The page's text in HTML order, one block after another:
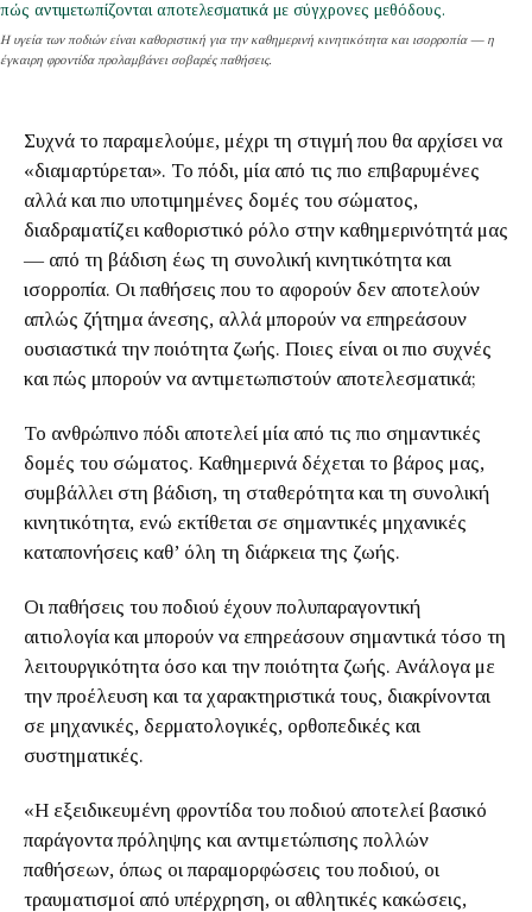
Η υγεία των ποδιών είναι καθοριστική για την καθημερινή κινητικότητα και ισορροπία — η
έγκαιρη φροντίδα προλαμβάνει σοβαρές παθήσεις.
Συχνά το παραμελούμε, μέχρι τη στιγμή που θα αρχίσει να
«διαμαρτύρεται». Το πόδι, μία από τις πιο επιβαρυμένες
αλλά και πιο υποτιμημένες δομές του σώματος,
διαδραματίζει καθοριστικό ρόλο στην καθημερινότητά μας
— από τη βάδιση έως τη συνολική κινητικότητα και
ισορροπία. Οι παθήσεις που το αφορούν δεν αποτελούν
απλώς ζήτημα άνεσης, αλλά μπορούν να επηρεάσουν
ουσιαστικά την ποιότητα ζωής. Ποιες είναι οι πιο συχνές
και πώς μπορούν να αντιμετωπιστούν αποτελεσματικά;
Το ανθρώπινο πόδι αποτελεί μία από τις πιο σημαντικές
δομές του σώματος. Καθημερινά δέχεται το βάρος μας,
συμβάλλει στη βάδιση, τη σταθερότητα και τη συνολική
κινητικότητα, ενώ εκτίθεται σε σημαντικές μηχανικές
καταπονήσεις καθ’ όλη τη διάρκεια της ζωής.
Οι παθήσεις του ποδιού έχουν πολυπαραγοντική
αιτιολογία και μπορούν να επηρεάσουν σημαντικά τόσο τη
λειτουργικότητα όσο και την ποιότητα ζωής. Ανάλογα με
την προέλευση και τα χαρακτηριστικά τους, διακρίνονται
σε μηχανικές, δερματολογικές, ορθοπεδικές και
συστηματικές.
«Η εξειδικευμένη φροντίδα του ποδιού αποτελεί βασικό
παράγοντα πρόληψης και αντιμετώπισης πολλών
παθήσεων, όπως οι παραμορφώσεις του ποδιού, οι
τραυματισμοί από υπέρχρηση, οι αθλητικές κακώσεις,